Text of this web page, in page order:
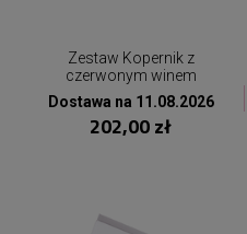
Zestaw Kopernik z
czerwonym winem
Dostawa na 11.08.2026
202,00 zł